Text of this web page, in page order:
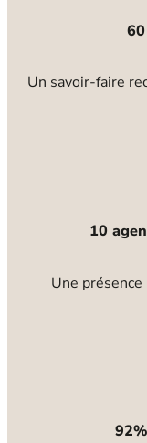
Un savoir-faire
10
Une